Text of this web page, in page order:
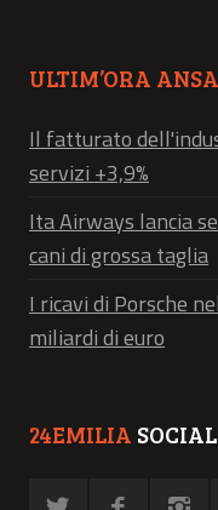
ULTIM’ORA ANSA
Il fatturato
servizi +3,9%
Ita Airways lancia
cani di grossa taglia
I ricavi di Porsche
miliardi di euro
24EMILIA SOCIAL